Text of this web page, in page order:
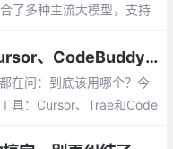
了多种主流大模型，支持
AI编程工具选哪个？Trae、Cursor、CodeBuddy真实对比
在问：到底该用哪个？今
具：Cursor、Trae和Code